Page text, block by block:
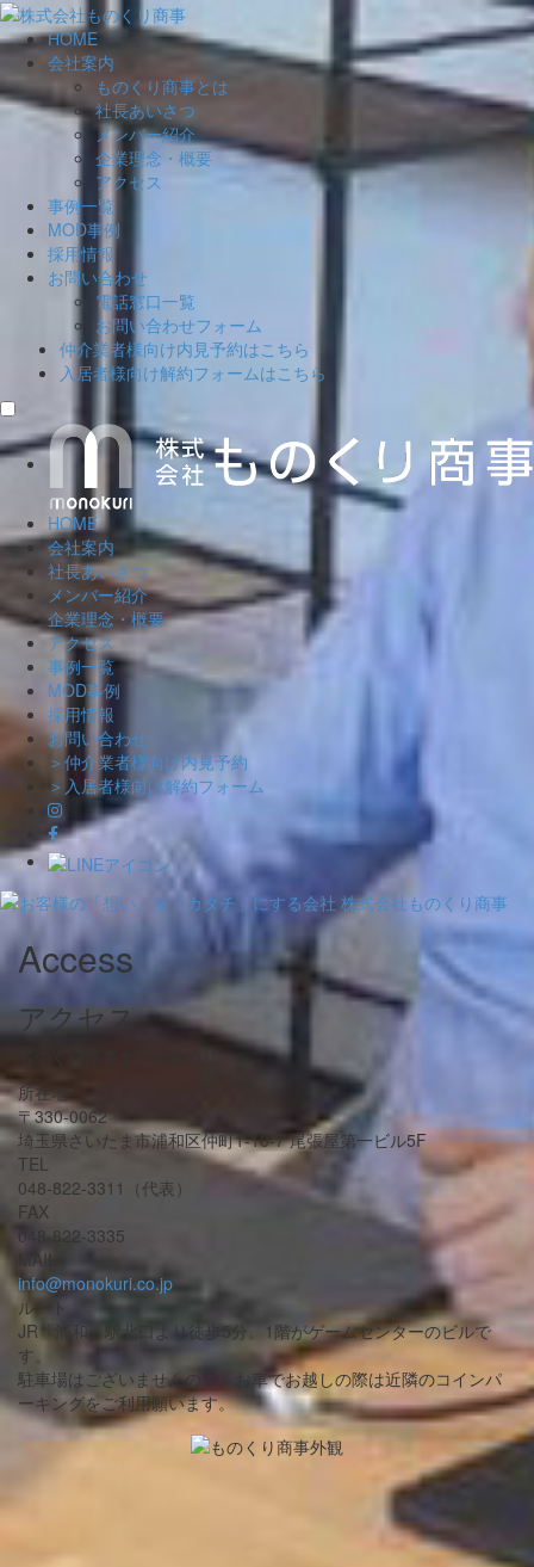
HOME
会社案内
ものくり商事とは
社長あいさつ
メンバー紹介
企業理念・概要
アクセス
事例一覧
MOD事例
採用情報
お問い合わせ
電話窓口一覧
お問い合わせフォーム
仲介業者様向け内見予約はこちら
入居者様向け解約フォームはこちら
HOME
会社案内
社長あいさつ
メンバー紹介
企業理念・概要
アクセス
事例一覧
MOD事例
採用情報
お問い合わせ
＞仲介業者様向け内見予約
＞入居者様向け解約フォーム
to
content
Access
アクセス
所在地
〒330-0062
埼玉県さいたま市浦和区仲町1-10-7 尾張屋第一ビル5F
TEL
048-822-3311（代表）
FAX
048-822-3335
MAIL
info@monokuri.co.jp
ルート
JR「浦和」駅北口より徒歩5分。1階がゲームセンターのビルで
す。
駐車場はございませんので、お車でお越しの際は近隣のコインパ
ーキングをご利用願います。